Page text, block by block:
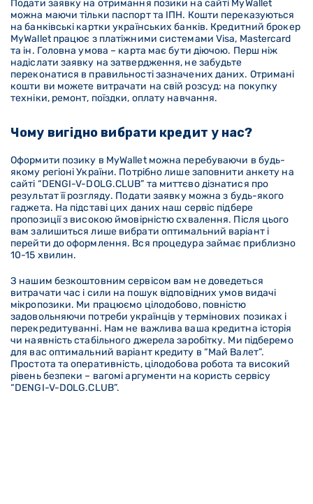
Подати заявку на отримання позики на сайті MyWallet
можна маючи тільки паспорт та ІПН. Кошти переказуються
на банківські картки українських банків. Кредитний брокер
MyWallet працює з платіжними системами Visa, Mastercard
та ін. Головна умова – карта має бути діючою. Перш ніж
надіслати заявку на затвердження, не забудьте
переконатися в правильності зазначених даних. Отримані
кошти ви можете витрачати на свій розсуд: на покупку
техніки, ремонт, поїздки, оплату навчання.
Чому вигідно вибрати кредит у нас?
Оформити позику в MyWallet можна перебуваючи в будь-
якому регіоні України. Потрібно лише заповнити анкету на
сайті “DENGI-V-DOLG.CLUB” та миттєво дізнатися про
результат її розгляду. Подати заявку можна з будь-якого
гаджета. На підставі цих даних наш сервіс підбере
пропозиції з високою ймовірністю схвалення. Після цього
вам залишиться лише вибрати оптимальний варіант і
перейти до оформлення. Вся процедура займає приблизно
10-15 хвилин.
З нашим безкоштовним сервісом вам не доведеться
витрачати час і сили на пошук відповідних умов видачі
мікропозики. Ми працюємо цілодобово, повністю
задовольняючи потреби українців у термінових позиках і
перекредитуванні. Нам не важлива ваша кредитна історія
чи наявність стабільного джерела заробітку. Ми підберемо
для вас оптимальний варіант кредиту в “Май Валет”.
Простота та оперативність, цілодобова робота та високий
рівень безпеки – вагомі аргументи на користь сервісу
“DENGI-V-DOLG.CLUB”.